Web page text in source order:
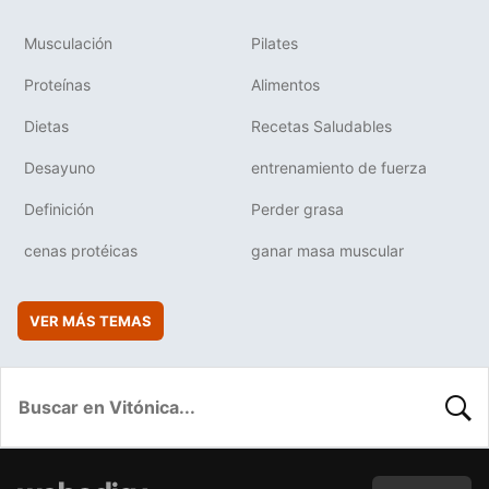
Musculación Pilates
Proteínas Alimentos
Dietas Recetas Saludables
Desayuno entrenamiento de fuerza
Definición Perder grasa
cenas protéicas ganar masa muscular
VER MÁS TEMAS